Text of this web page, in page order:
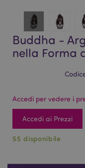
Buddha -
nella Forma
Accedi per vedere i
Accedi ai Prezzi
55 disponibile